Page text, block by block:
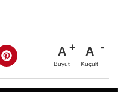
A
Büyüt
A
Küçült